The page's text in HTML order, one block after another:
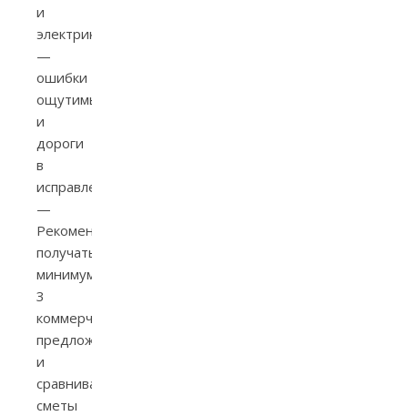
и
электрике
—
ошибки
ощутимы
и
дороги
в
исправлении.
—
Рекомендуется
получать
минимум
3
коммерческих
предложения
и
сравнивать
сметы